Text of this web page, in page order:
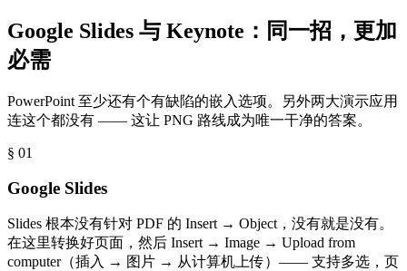
Google Slides 与 Keynote：同一招，更加
必需
PowerPoint 至少还有个有缺陷的嵌入选项。另外两大演示应用
连这个都没有 —— 这让 PNG 路线成为唯一干净的答案。
§ 01
Google Slides
Slides 根本没有针对 PDF 的 Insert → Object，没有就是没有。
在这里转换好页面，然后 Insert → Image → Upload from
computer（插入 → 图片 → 从计算机上传）—— 支持多选，页